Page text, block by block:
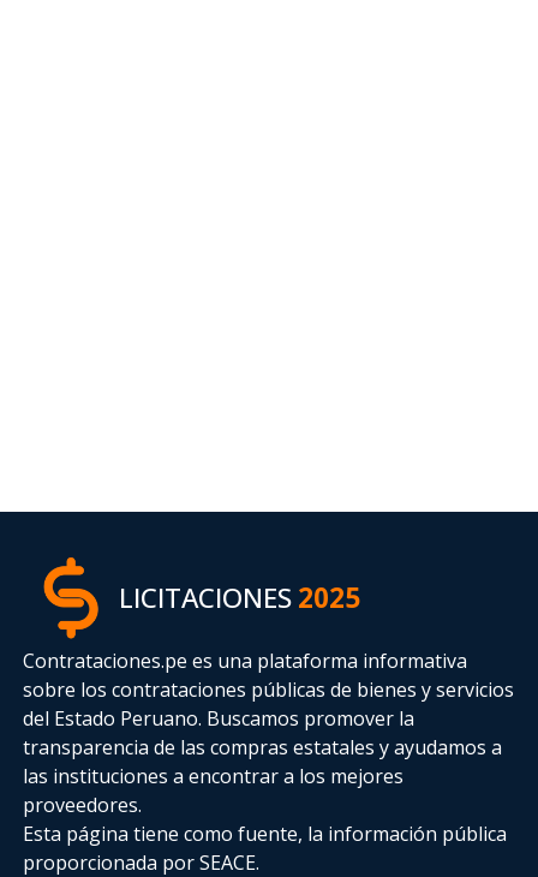
LICITACIONES2025
Contrataciones.pe es una plataforma informativa
sobre los contrataciones públicas de bienes y servicios
del Estado Peruano. Buscamos promover la
transparencia de las compras estatalesy ayudamos a
las instituciones a encontrar a los mejores
proveedores.
Esta página tiene como fuente, la información pública
proporcionada por SEACE.